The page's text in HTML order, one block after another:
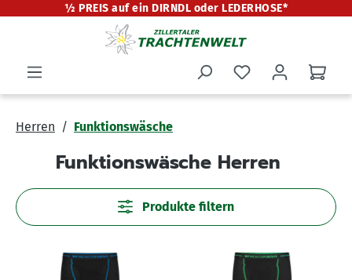
springen
½ PREIS auf ein DIRNDL oder LEDERHOSE*
Herren Funktionswäsche
Funktionswäsche Herren
Produkte filtern